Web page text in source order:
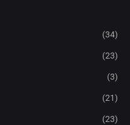
(34)
(23)
(3)
(21)
(23)